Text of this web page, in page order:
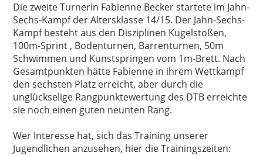
Die zweite Turnerin Fabienne Becker startete im Jahn-
Sechs-Kampf der Altersklasse 14/15. Der Jahn-Sechs-
Kampf besteht aus den Disziplinen Kugelstoßen,
100m-Sprint , Bodenturnen, Barrenturnen, 50m
Schwimmen und Kunstspringen vom 1m-Brett. Nach
Gesamtpunkten hätte Fabienne in ihrem Wettkampf
den sechsten Platz erreicht, aber durch die
unglückselige Rangpunktewertung des DTB erreichte
sie noch einen guten neunten Rang.
Wer Interesse hat, sich das Training unserer
Jugendlichen anzusehen, hier die Trainingszeiten: